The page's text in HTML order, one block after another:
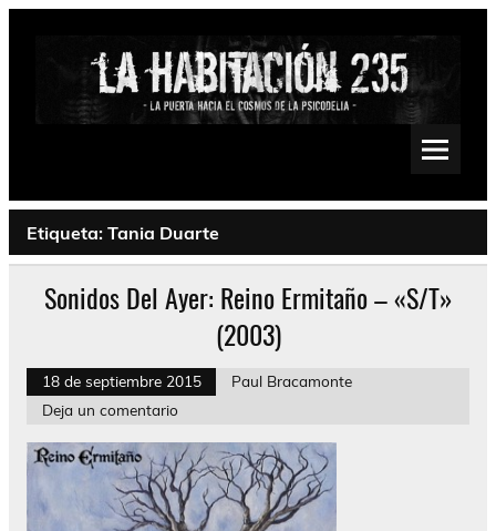
Saltar
Psychedelic, Stoner, Doom, Sludge, Fuzz, Space, Drone
Etiqueta: Tania Duarte
Sonidos Del Ayer: Reino Ermitaño – «S/T»
(2003)
18 de septiembre 2015
Paul Bracamonte
Deja un comentario